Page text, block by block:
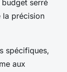
serré
la précision
spécifiques,
aux